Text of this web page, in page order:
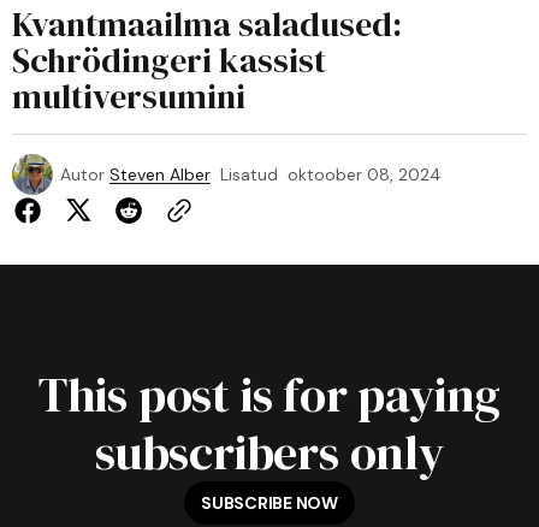
Kvantmaailma saladused:
Schrödingeri kassist
multiversumini
Autor Steven Alber Lisatud oktoober 08, 2024
This post is for paying
subscribers only
SUBSCRIBE NOW